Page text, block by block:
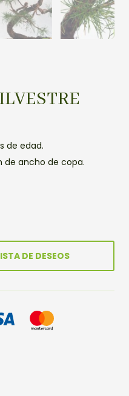
de edad.
de ancho de copa.
DE DESEOS